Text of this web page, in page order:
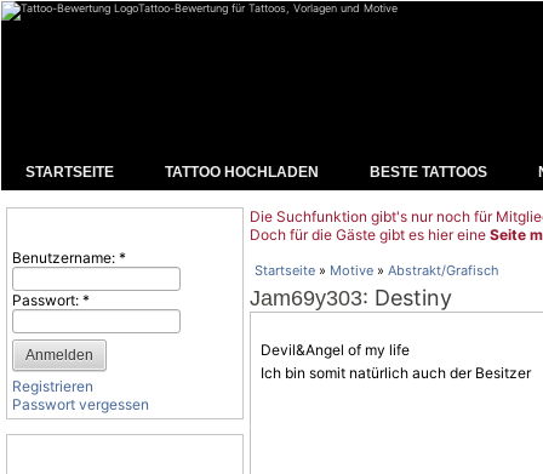
Tattoo-Bewertung für Tattoos, Vorlagen und Motive
STARTSEITE TATTOO HOCHLADEN BESTE TATTOOS
Benutzername: *
Passwort: *
Registrieren
Passwort vergessen
Die Suchfunktion gibt's nur noch für
Doch für die Gäste gibt es hier eine Seite
Startseite » Motive » Abstrakt/Grafisch
Jam69y303: Destiny
Devil&Angel of my life
Ich bin somit natürlich auch der Besitzer